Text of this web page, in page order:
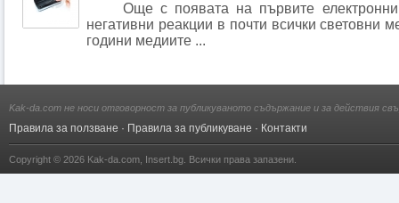
Още с появата на първите електронни
негативни реакции в почти всички световни
години медиите ...
Kak-da.com не носи отговорност за публикуваното съдържание и за действия
Правила за ползване · Правила за публикуване · Контакти
Copyright © 2026 Kak-da.com Insert.bg . Всички права запазени.